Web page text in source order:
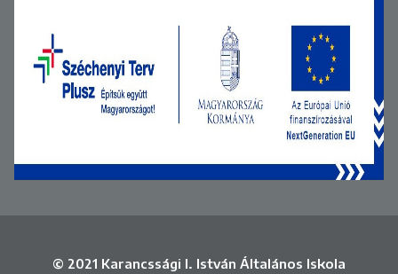
© 2021 Karancssági I. István Általános Iskola